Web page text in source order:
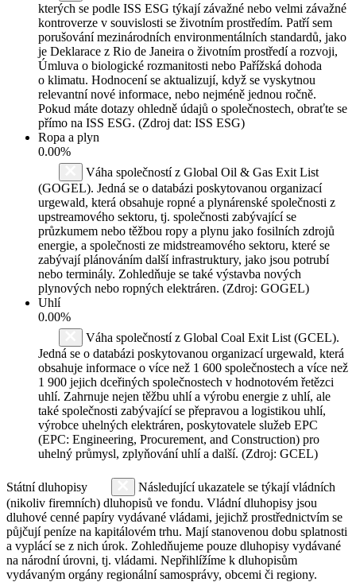
kterých se podle ISS ESG týkají závažné nebo velmi závažné
kontroverze v souvislosti se životním prostředím. Patří sem
porušování mezinárodních environmentálních standardů, jako
je Deklarace z Rio de Janeira o životním prostředí a rozvoji,
Úmluva o biologické rozmanitosti nebo Pařížská dohoda
o klimatu. Hodnocení se aktualizují, když se vyskytnou
relevantní nové informace, nebo nejméně jednou ročně.
Pokud máte dotazy ohledně údajů o společnostech, obraťte se
přímo na ISS ESG. (Zdroj dat: ISS ESG)
Ropa a plyn
0.00%
Váha společností z Global Oil & Gas Exit List
(GOGEL). Jedná se o databázi poskytovanou organizací
urgewald, která obsahuje ropné a plynárenské společnosti z
upstreamového sektoru, tj. společnosti zabývající se
průzkumem nebo těžbou ropy a plynu jako fosilních zdrojů
energie, a společnosti ze midstreamového sektoru, které se
zabývají plánováním další infrastruktury, jako jsou potrubí
nebo terminály. Zohledňuje se také výstavba nových
plynových nebo ropných elektráren. (Zdroj: GOGEL)
Uhlí
0.00%
Váha společností z Global Coal Exit List (GCEL).
Jedná se o databázi poskytovanou organizací urgewald, která
obsahuje informace o více než 1 600 společnostech a více než
1 900 jejich dceřiných společnostech v hodnotovém řetězci
uhlí. Zahrnuje nejen těžbu uhlí a výrobu energie z uhlí, ale
také společnosti zabývající se přepravou a logistikou uhlí,
výrobce uhelných elektráren, poskytovatele služeb EPC
(EPC: Engineering, Procurement, and Construction) pro
uhelný průmysl, zplyňování uhlí a další. (Zdroj: GCEL)
Státní dluhopisy
Následující ukazatele se týkají vládních
(nikoliv firemních) dluhopisů ve fondu. Vládní dluhopisy jsou
dluhové cenné papíry vydávané vládami, jejichž prostřednictvím se
půjčují peníze na kapitálovém trhu. Mají stanovenou dobu splatnosti
a vyplácí se z nich úrok. Zohledňujeme pouze dluhopisy vydávané
na národní úrovni, tj. vládami. Nepřihlížíme k dluhopisům
vydávaným orgány regionální samosprávy, obcemi či regiony.